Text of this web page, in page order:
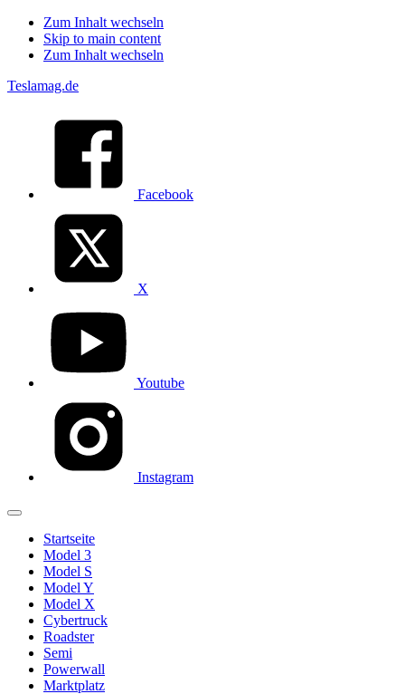
Zum Inhalt wechseln
Skip to main content
Zum Inhalt wechseln
Teslamag.de
Facebook
X
Youtube
Instagram
Startseite
Model 3
Model S
Model Y
Model X
Cybertruck
Roadster
Semi
Powerwall
Marktplatz